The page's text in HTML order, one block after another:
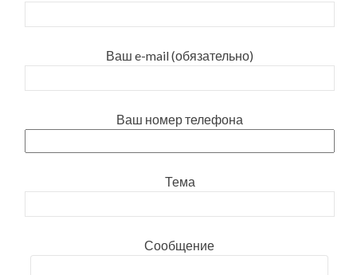
Ваш e-mail (обязательно)
Ваш номер телефона
Тема
Сообщение